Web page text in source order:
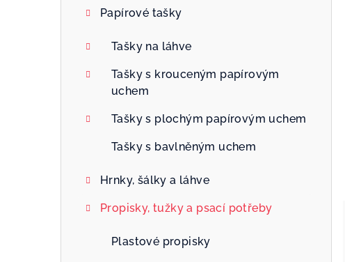
Papírové tašky
Tašky na láhve
Tašky s krouceným papírovým
uchem
Tašky s plochým papírovým uchem
Tašky s bavlněným uchem
Hrnky, šálky a láhve
Propisky, tužky a psací potřeby
Plastové propisky